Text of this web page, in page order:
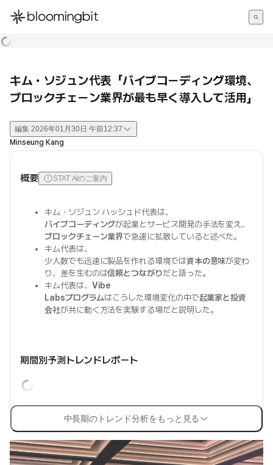
한국어
キム・ソジュン代表「バイブコーディング環境、
ブロックチェーン業界が最も早く導入して活用」
編集 2026年01月30日 午前12:37
Minseung Kang
概要 STAT AIのご案内
キム・ソジュン ハッシュド代表は、
バイブコーディングが起業とサービス開発の手法を変え、
ブロックチェーン業界で急速に拡散していると述べた。
キム代表は、
少人数でも迅速に製品を作れる環境では資本の意味が変わ
り、差を生むのは信頼とつながりだと語った。
キム代表は、 Vibe
Labsプログラムはこうした環境変化の中で起業家と投資
会社が共に動く方法を実験する場だと説明した。
期間別予測トレンドレポート
中長期のトレンド分析をもっと見る